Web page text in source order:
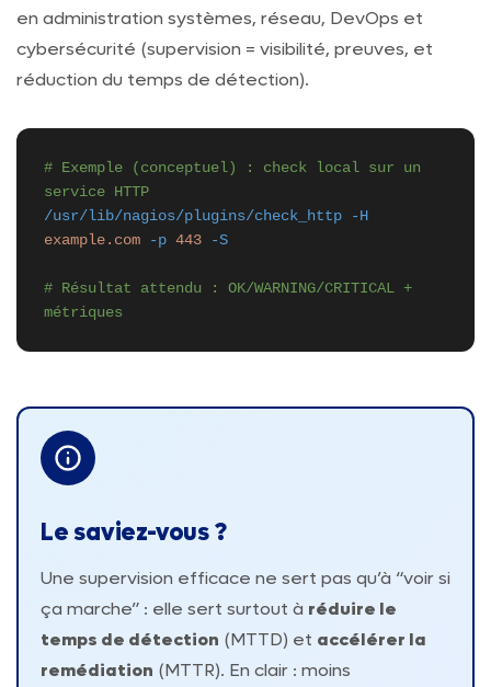
en administration systèmes, réseau, DevOps et
cybersécurité (supervision = visibilité, preuves, et
réduction du temps de détection).
# Exemple (conceptuel) : check local sur un
service HTTP
/usr/lib/nagios/plugins/check_http
-H
example.com
-p 443 -S
# Résultat attendu : OK/WARNING/CRITICAL +
métriques
Le saviez-vous ?
Une supervision efficace ne sert pas qu’à “voir si
ça marche” : elle sert surtout à réduire le
temps de détection (MTTD) et accélérer la
remédiation (MTTR). En clair : moins